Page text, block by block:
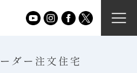
ダー注文住宅